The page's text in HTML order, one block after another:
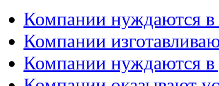
Компании нуждаются в
Компании
Компании нуждаются в